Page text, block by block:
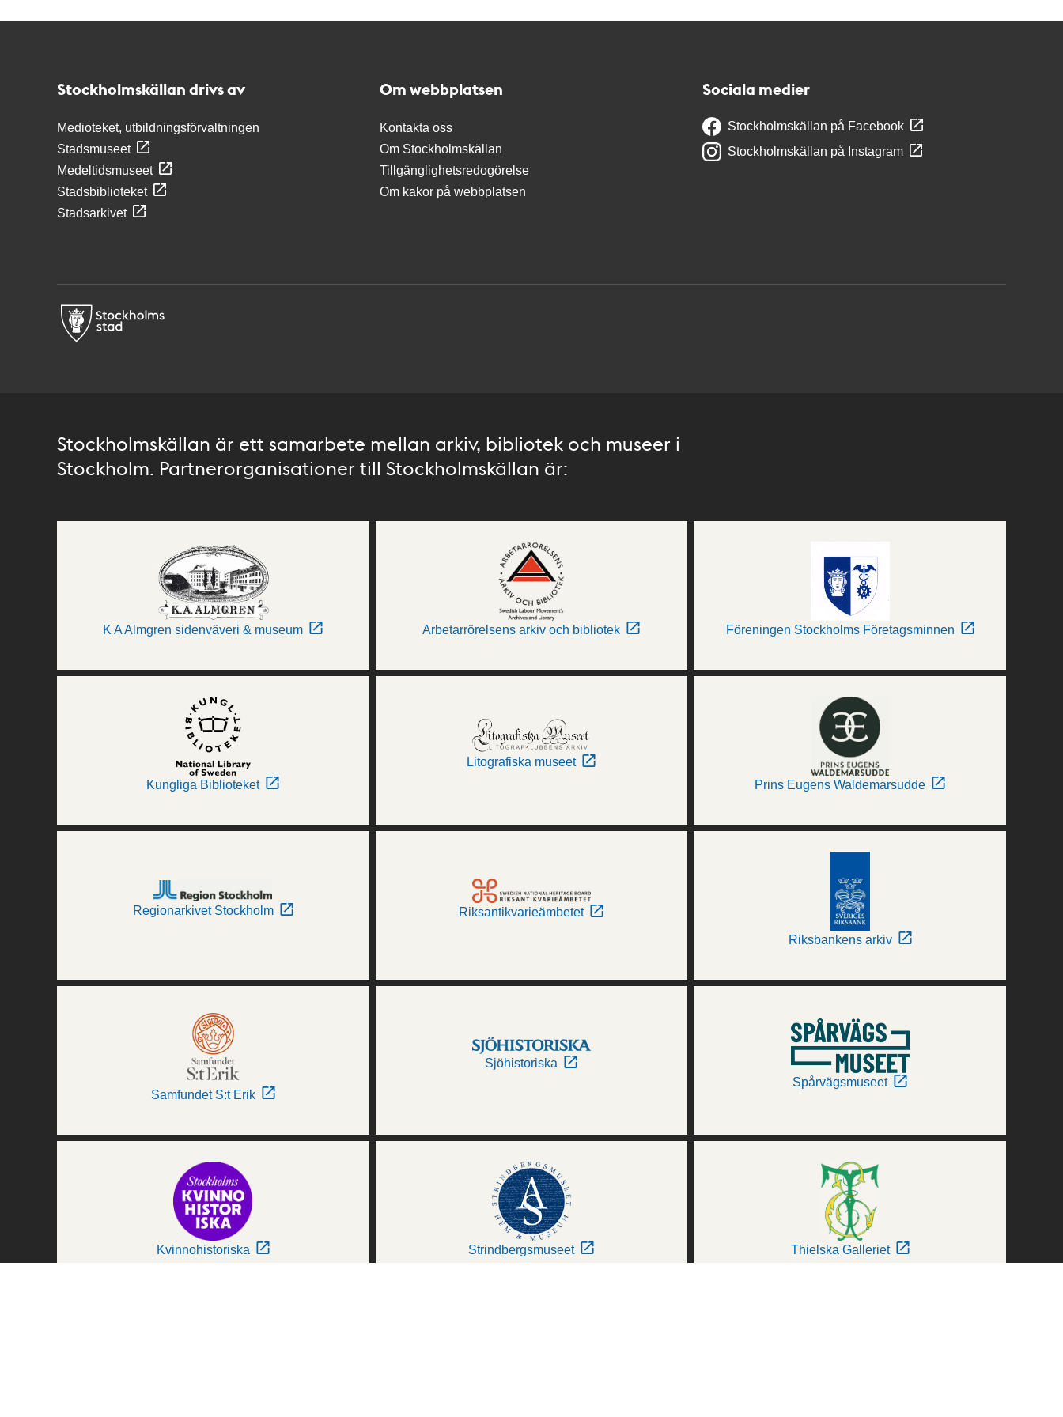
Stockholmskällan drivs av
Medioteket, utbildningsförvaltningen
Stadsmuseet
Medeltidsmuseet
Stadsbiblioteket
Stadsarkivet
Om webbplatsen
Kontakta oss
Om Stockholmskällan
Tillgänglighetsredogörelse
Om kakor på webbplatsen
Sociala medier
Stockholmskällan på Facebook
Stockholmskällan på Instagram
Stockholmskällan är ett samarbete mellan arkiv, bibliotek och museer i
Stockholm. Partnerorganisationer till Stockholmskällan är:
K A Almgren sidenväveri & museum Arbetarrörelsens arkiv och bibliotek Föreningen Stockholms Företagsminnen
Kungliga Biblioteket
Litografiska museet
Prins Eugens Waldemarsudde
Regionarkivet Stockholm Riksantikvarieämbetet
Riksbankens arkiv
Samfundet S:t Erik
Sjöhistoriska
Spårvägsmuseet
Kvinnohistoriska Strindbergsmuseet Thielska Galleriet